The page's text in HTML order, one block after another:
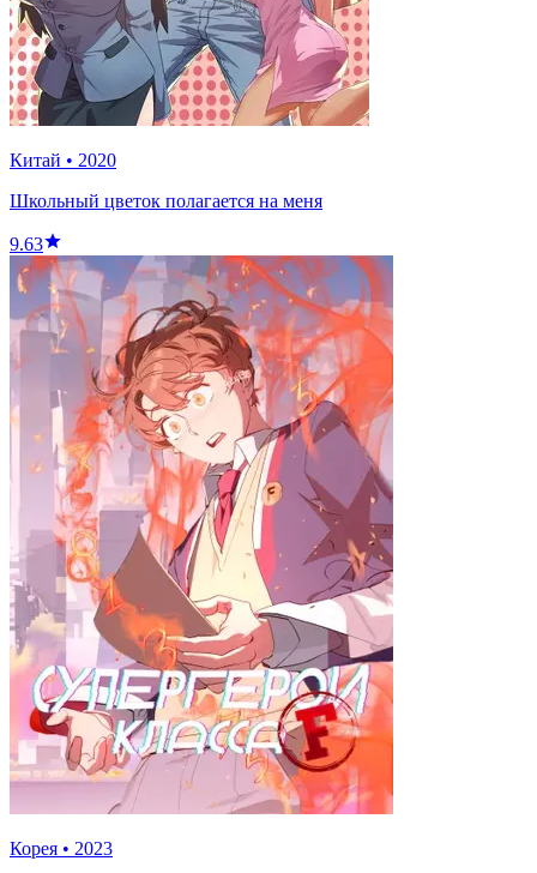
Китай • 2020
Школьный цветок полагается на меня
9.63
Корея • 2023